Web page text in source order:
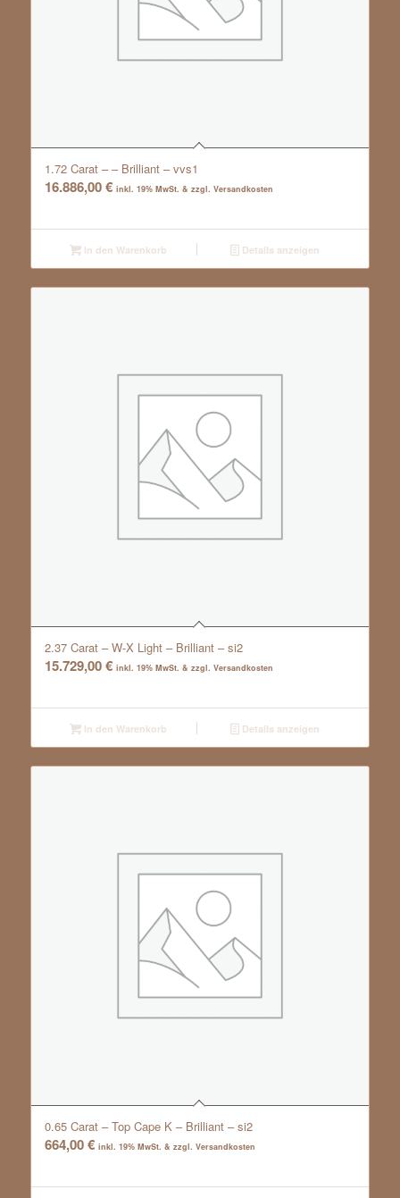
1.72 Carat – – Brilliant – vvs1
16.886,00€ inkl. 19% MwSt. & zzgl. Versandkosten
In den Warenkorb Details anzeigen
2.37 Carat – W-X Light – Brilliant – si2
15.729,00€ inkl. 19% MwSt. & zzgl. Versandkosten
In den Warenkorb Details anzeigen
0.65 Carat – Top Cape K – Brilliant – si2
664,00€ inkl. 19% MwSt. & zzgl. Versandkosten